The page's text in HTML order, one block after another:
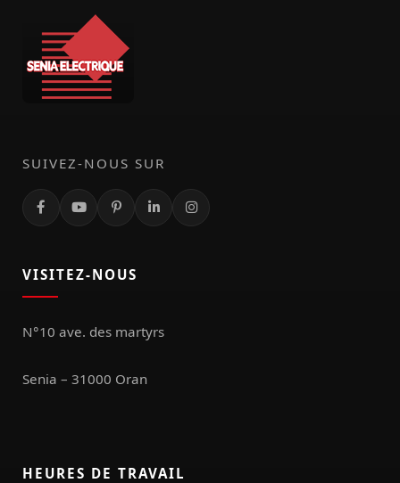
SUIVEZ-NOUS SUR
VISITEZ-NOUS
N°10 ave. des martyrs
Senia – 31000 Oran
HEURES DE TRAVAIL